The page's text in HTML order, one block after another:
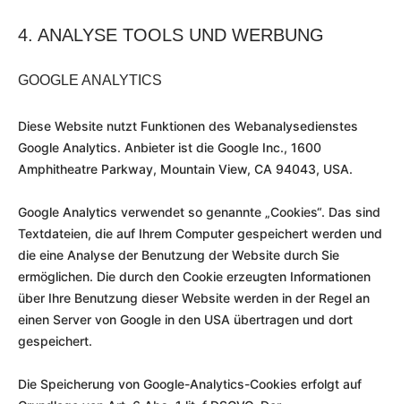
4. ANALYSE TOOLS UND WERBUNG
GOOGLE ANALYTICS
Diese Website nutzt Funktionen des Webanalysedienstes
Google Analytics. Anbieter ist die Google Inc., 1600
Amphitheatre Parkway, Mountain View, CA 94043, USA.
Google Analytics verwendet so genannte „Cookies“. Das sind
Textdateien, die auf Ihrem Computer gespeichert werden und
die eine Analyse der Benutzung der Website durch Sie
ermöglichen. Die durch den Cookie erzeugten Informationen
über Ihre Benutzung dieser Website werden in der Regel an
einen Server von Google in den USA übertragen und dort
gespeichert.
Die Speicherung von Google-Analytics-Cookies erfolgt auf